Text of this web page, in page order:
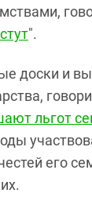
".
доски и
льгот
его